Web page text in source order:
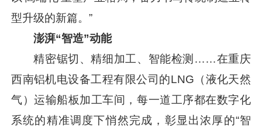
型升级的新篇。”
澎湃“智造”动能
精密锯切、精细加工、智能检测……在重庆
西南铝机电设备工程有限公司的LNG（液化天然
气）运输船板加工车间，每一道工序都在数字化
系统的精准调度下悄然完成，彰显出浓厚的“智